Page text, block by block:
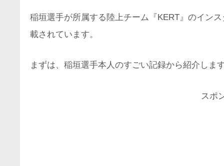
稲垣選手が所属する陸上チーム『KERT』のイン
載されています。
まずは、稲垣選手本人のすごい記録から紹介します
スポ